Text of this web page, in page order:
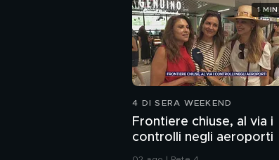
4 DI SERA WEEKEND
Frontiere chiuse, al via i
controlli negli aeroporti
1 MIN